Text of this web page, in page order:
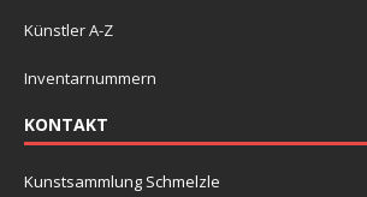
Künstler A-Z
Inventarnummern
KONTAKT
Kunstsammlung Schmelzle